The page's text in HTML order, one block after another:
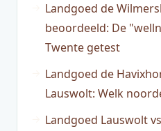
Landgoed de
beoordeeld: De
Twente getest
Landgoed de
Lauswolt: Welk
Landgoed Lauswolt